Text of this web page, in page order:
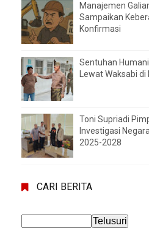
Manajemen
Sampaikan
Konfirmasi
Sentuhan
Lewat Waksabi
Toni Supriadi
Investigasi
2025-2028
CARI BERITA